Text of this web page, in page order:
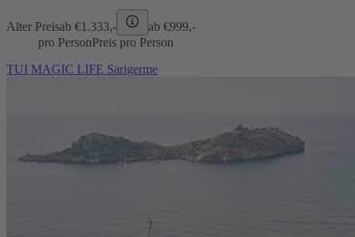
Alter Preisab €1.333,- ab €999,-
pro PersonPreis pro Person
TUI MAGIC LIFE Sarigerme